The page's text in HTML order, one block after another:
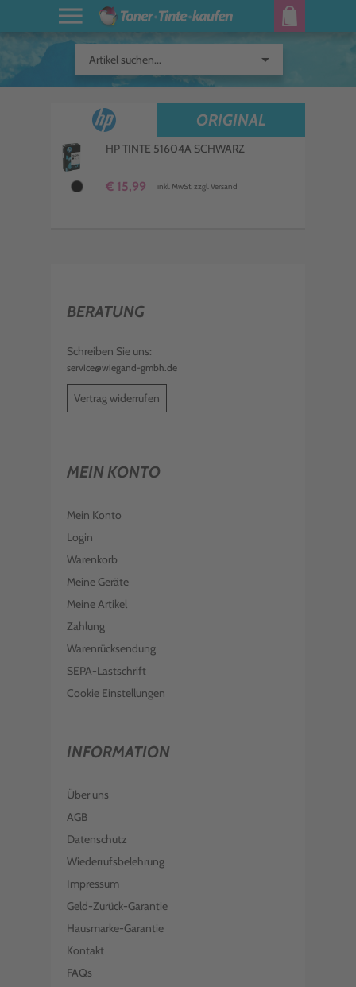
Artikel suchen... arrow_drop_down
ORIGINAL
HP TINTE 51604A SCHWARZ
€ 15,99 inkl. MwSt. zzgl. Versand
BERATUNG
Schreiben Sie uns:
service@wiegand-gmbh.de
Vertrag widerrufen
MEIN KONTO
Mein Konto
Login
Warenkorb
Meine Geräte
Meine Artikel
Zahlung
Warenrücksendung
SEPA-Lastschrift
Cookie Einstellungen
INFORMATION
Über uns
AGB
Datenschutz
Wiederrufsbelehrung
Impressum
Geld-Zurück-Garantie
Hausmarke-Garantie
Kontakt
FAQs